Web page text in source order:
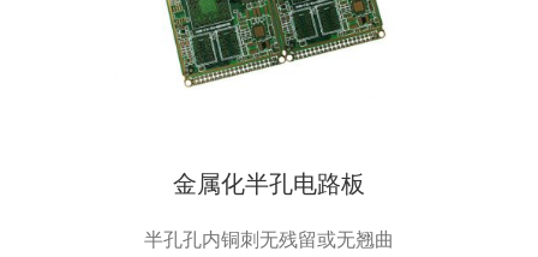
金属化半孔电路板
半孔孔内铜刺无残留或无翘曲